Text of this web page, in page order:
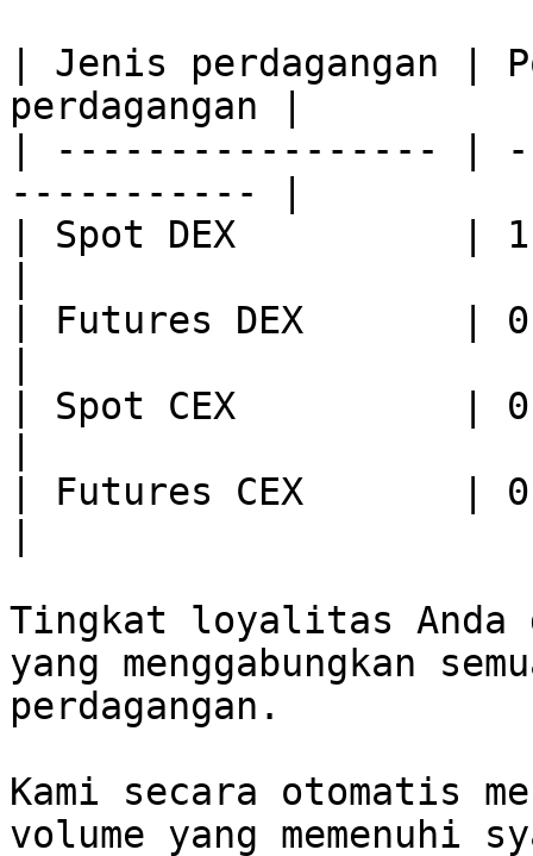
| Jenis perdagangan |
perdagangan |
| ----------------- |
----------- |
| Spot DEX          | 1
| Futures DEX       |
| Spot CEX          |
| Futures CEX       |
Tingkat loyalitas Anda
yang menggabungkan
perdagangan.
Kami secara otomatis
volume yang memenuhi